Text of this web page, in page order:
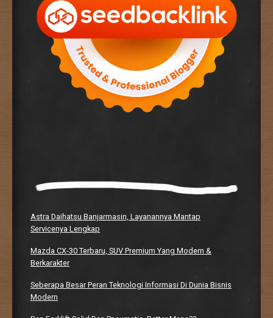
Astra Daihatsu Banjarmasin, Layanannya Mantap
Servicenya Lengkap
Mazda CX-30 Terbaru, SUV Premium Yang Modern &
Berkarakter
Seberapa Besar Peran Teknologi Informasi Di Dunia Bisnis
Modern